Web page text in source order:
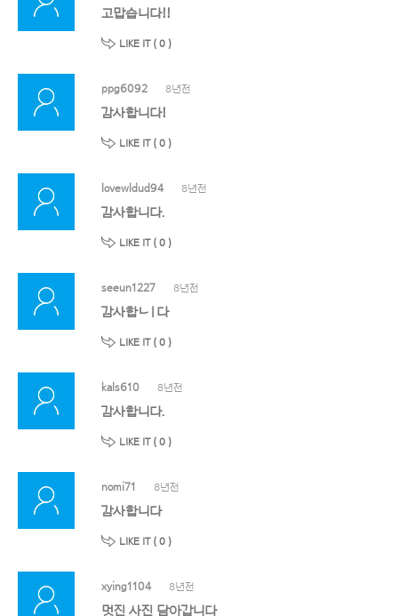
고맙습니다!!
LIKE IT ( 0 )
ppg6092 8년전
감사합니다!
LIKE IT ( 0 )
lovewldud94 8년전
감사합니다.
LIKE IT ( 0 )
seeun1227 8년전
감사합ㄴㅣ다
LIKE IT ( 0 )
kals610 8년전
감사합니다.
LIKE IT ( 0 )
nomi71 8년전
감사합니다
LIKE IT ( 0 )
xying1104 8년전
멋진 사진 담아갑니다